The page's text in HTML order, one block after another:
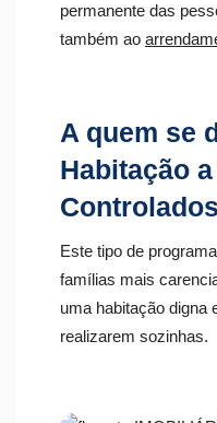
permanente das
também ao
A quem se
Habitação
Este tipo de
famílias mais
uma habitação digna
realizarem sozinhas.